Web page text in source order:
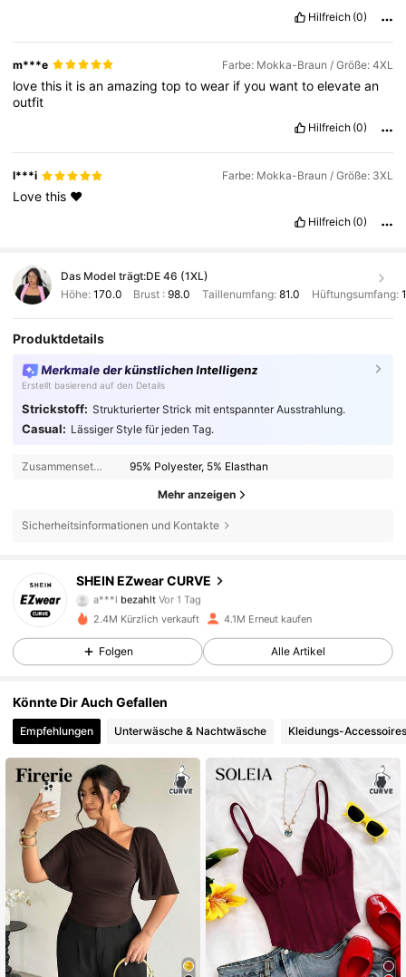
Hilfreich (0)
m***e Farbe: Mokka-Braun / Größe: 4XL
lovethis it isanamazingtoptowear ifyouwanttoelevatean
outfit
Hilfreich (0)
l***i Farbe: Mokka-Braun / Größe: 3XL
Lovethis ❤️
Hilfreich (0)
Das Model trägt:DE 46 (1XL)
Höhe: 170.0 Brust :98.0 Taillenumfang: 81.0 Hüftungsumfang:
Produktdetails
Merkmale der künstlichen Intelligenz
Erstellt basierend auf den Details
Strickstoff: Strukturierter Strick mit entspannter Ausstrahlung.
Casual: Lässiger Style für jeden Tag.
Zusammensetzung: 95% Polyester, 5% Elasthan
Mehr anzeigen
Sicherheitsinformationen und Kontakte
SHEIN EZwear CURVE
a***lbezahltVor 1 Tag
m***eistVor 1 Stunden
4,84 398K Follower
398K Follower
4,84 398K Follower
2.4M Kürzlich verkauft 4.1M Erneut kaufen
Folgen Alle Artikel
Könnte Dir Auch Gefallen
Empfehlungen Unterwäsche & Nachtwäsche Kleidungs-Accessoires